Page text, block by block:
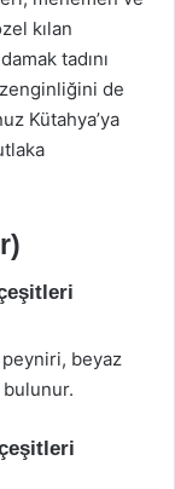
kılan
tadını
zenginliğini de
Kütahya’ya
peyniri, beyaz